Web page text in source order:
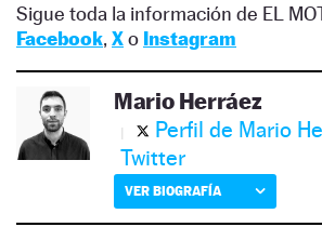
Sigue toda la información de EL
Facebook, Xo Instagram
Mario Herráez
Perfil de Mario
Twitter
VER BIOGRAFÍA